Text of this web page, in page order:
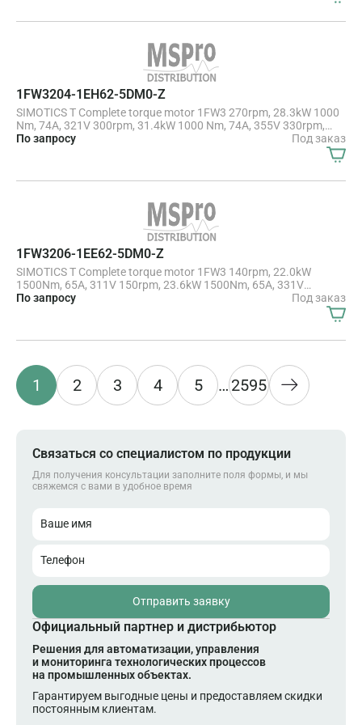
max. current 14A eff; when using the direct motors in fork heads
be required with PTC130 and Temperature sensor Pt1000
1FW3204-1EH62-5DM0-Z
SIMOTICS T Complete torque motor 1FW3 270rpm, 28.3kW 1000
Nm, 74A, 321V 300rpm, 31.4kW 1000 Nm, 74A, 355V 330rpm,
34.6kW 1000 Nm, 74A, 388V water cooling
По запросу Под заказ
1FW3206-1EE62-5DM0-Z
SIMOTICS T Complete torque motor 1FW3 140rpm, 22.0kW
1500Nm, 65A, 311V 150rpm, 23.6kW 1500Nm, 65A, 331V
160rpm, 25.1kW 1500Nm, 65A, 351V water cooling
По запросу Под заказ
1 2 3 4 5 … 2595
Связаться со специалистом по продукции
Для получения консультации заполните поля формы, и мы
свяжемся с вами в удобное время
Ваше имя
Телефон
Отправить заявку
Официальный партнер и дистрибьютор
Решения для автоматизации, управления
и мониторинга технологических процессов
на промышленных объектах.
Гарантируем выгодные цены и предоставляем скидки
постоянным клиентам.